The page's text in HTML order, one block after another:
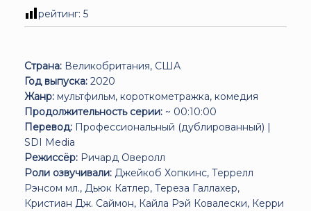
рейтинг: 5
Страна: Великобритания, США
Год выпуска: 2020
Жанр: мультфильм, короткометражка, комедия
Продолжительность серии: ~ 00:10:00
Перевод: Профессиональный (дублированный) |
SDI Media
Режиссёр: Ричард Оверолл
Роли озвучивали: Джейкоб Хопкинс, Террелл
Рэнсом мл., Дьюк Катлер, Тереза Галлахер,
Кристиан Дж. Саймон, Кайла Рэй Ковалески, Керри